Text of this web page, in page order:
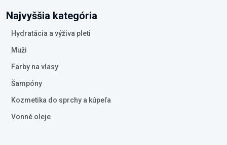
Najvyššia kategória
Hydratácia a výživa pleti
Muži
Farby na vlasy
Šampóny
Kozmetika do sprchy a kúpeľa
Vonné oleje